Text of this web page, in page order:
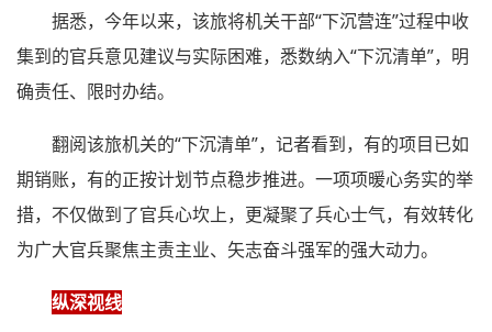
据悉，今年以来，该旅将机关干部“下沉营连”过程中收
集到的官兵意见建议与实际困难，悉数纳入“下沉清单”，明
确责任、限时办结。
翻阅该旅机关的“下沉清单”，记者看到，有的项目已如
期销账，有的正按计划节点稳步推进。一项项暖心务实的举
措，不仅做到了官兵心坎上，更凝聚了兵心士气，有效转化
为广大官兵聚焦主责主业、矢志奋斗强军的强大动力。
纵深视线